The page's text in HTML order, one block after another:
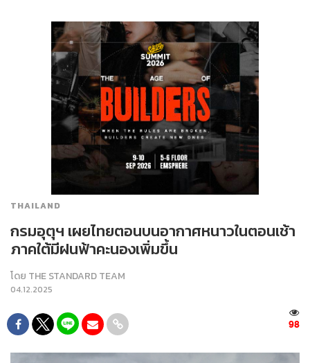
THAILAND
กรมอุตุฯ เผยไทยตอนบนอากาศหนาวในตอนเช้า
ภาคใต้มีฝนฟ้าคะนองเพิ่มขึ้น
โดย THE STANDARD TEAM
04.12.2025
98